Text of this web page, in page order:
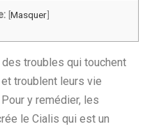
[Masquer]
troubles qui touchent
troublent leurs vie
y remédier, les
le Cialis qui est un